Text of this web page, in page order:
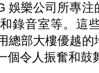
娛樂公司所專
錄音室等。這
總部大樓優越
個令人振奮和鼓